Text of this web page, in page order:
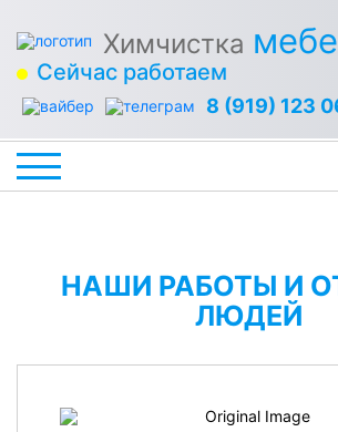
Химчистка
Сейчас работаем
8 (919) 123
НАШИ РАБОТЫ И
ЛЮДЕЙ